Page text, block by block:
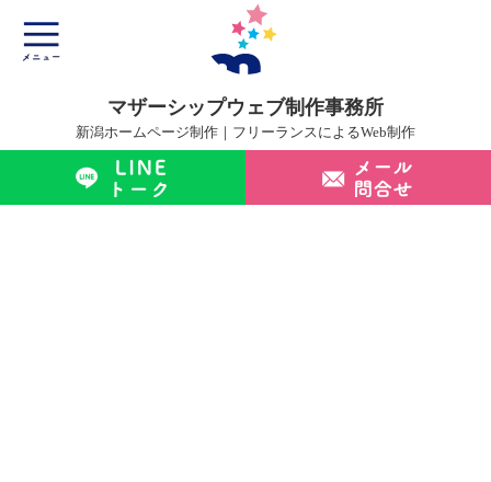
マザーシップウェブ制作事務所
新潟ホームページ制作｜フリーランスによるWeb制作
マザーシップについて
ホームページ制作サービス